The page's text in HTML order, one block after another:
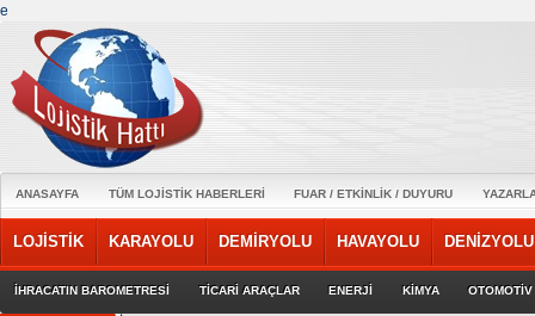
e
ANASAYFA TÜM LOJİSTİK HABERLERİ FUAR / ETKİNLİK / DUYURU
LOJİSTİK KARAYOLU DEMİRYOLU HAVAYOLU DENİZYOLU
İHRACATIN BAROMETRESİ TİCARİ ARAÇLAR ENERJİ KİMYA OTOMOTİV